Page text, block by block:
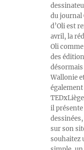
du journal
d’Oli est
avril, la
Oli
des
Wallonie
il
sur son
souhaitez